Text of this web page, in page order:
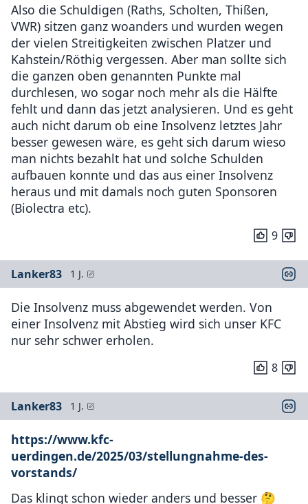
Also die Schuldigen (Raths, Scholten, Thißen,
VWR) sitzen ganz woanders und wurden wegen
der vielen Streitigkeiten zwischen Platzer und
Kahstein/Röthig vergessen. Aber man sollte sich
die ganzen oben genannten Punkte mal
durchlesen, wo sogar noch mehr als die Hälfte
fehlt und dann das jetzt analysieren. Und es geht
auch nicht darum ob eine Insolvenz letztes Jahr
besser gewesen wäre, es geht sich darum wieso
man nichts bezahlt hat und solche Schulden
aufbauen konnte und das aus einer Insolvenz
heraus und mit damals noch guten Sponsoren
(Biolectra etc).
9
Lanker83 1 J.
Die Insolvenz muss abgewendet werden. Von
einer Insolvenz mit Abstieg wird sich unser KFC
nur sehr schwer erholen.
8
Lanker83 1 J.
https://www.kfc-
uerdingen.de/2025/03/stellungnahme-des-
vorstands/
Das klingt schon wieder anders und besser 🤔